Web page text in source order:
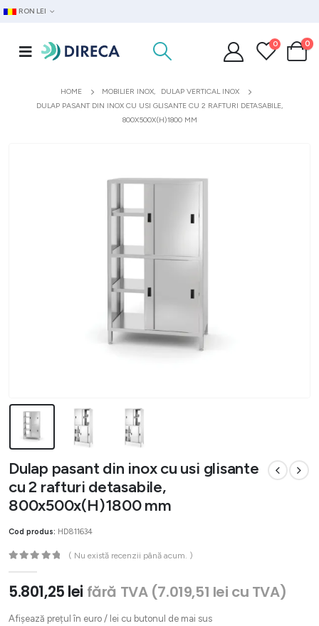
RON LEI
0 0
HOME MOBILIER INOX,
DULAP VERTICAL INOX
DULAP PASANT DIN INOX CU USI GLISANTE CU 2 RAFTURI DETASABILE,
800X500X(H)1800 MM
Dulap pasant din inox cu usi glisante
cu 2 rafturi detasabile,
800x500x(H)1800 mm
Cod produs: HD811634
( Nu există recenzii până acum. )
5.801,25 lei fără TVA (7.019,51 lei cu TVA)
Afișează prețul în euro / lei cu butonul de mai sus